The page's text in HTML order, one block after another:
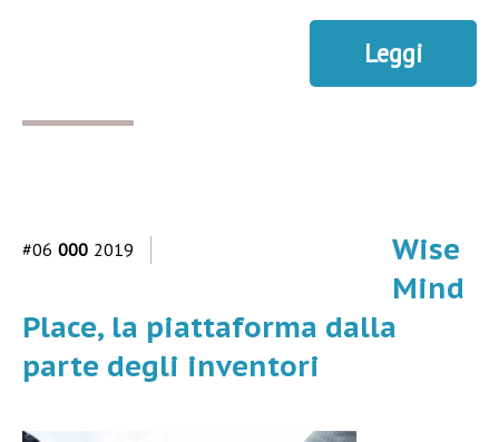
Leggi
#06 000 2019
Wise
Mind
Place, la piattaforma dalla
parte degli inventori